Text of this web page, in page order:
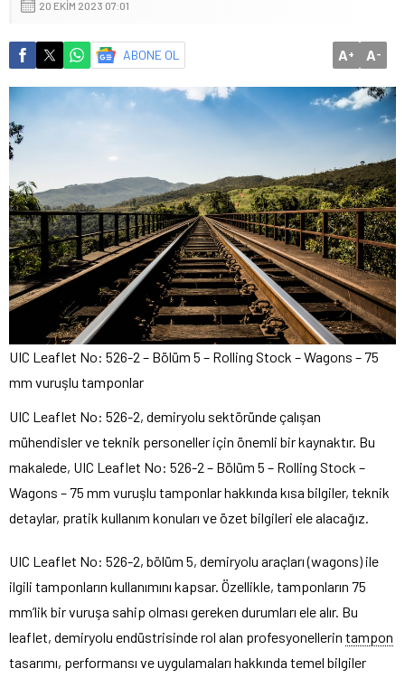
20 EKIM 2023 07:01
ABONE OL A+ A-
UIC Leaflet No: 526-2 – Bölüm 5 – Rolling Stock – Wagons – 75
mm vuruşlu tamponlar
UIC Leaflet No: 526-2, demiryolu sektöründe çalışan
mühendisler ve teknik personeller için önemli bir kaynaktır. Bu
makalede, UIC Leaflet No: 526-2 – Bölüm 5 – Rolling Stock –
Wagons – 75 mm vuruşlu tamponlar hakkında kısa bilgiler, teknik
detaylar, pratik kullanım konuları ve özet bilgileri ele alacağız.
UIC Leaflet No: 526-2, bölüm 5, demiryolu araçları (wagons) ile
ilgili tamponların kullanımını kapsar. Özellikle, tamponların 75
mm’lik bir vuruşa sahip olması gereken durumları ele alır. Bu
leaflet, demiryolu endüstrisinde rol alan profesyonellerin tampon
tasarımı, performansı ve uygulamaları hakkında temel bilgiler